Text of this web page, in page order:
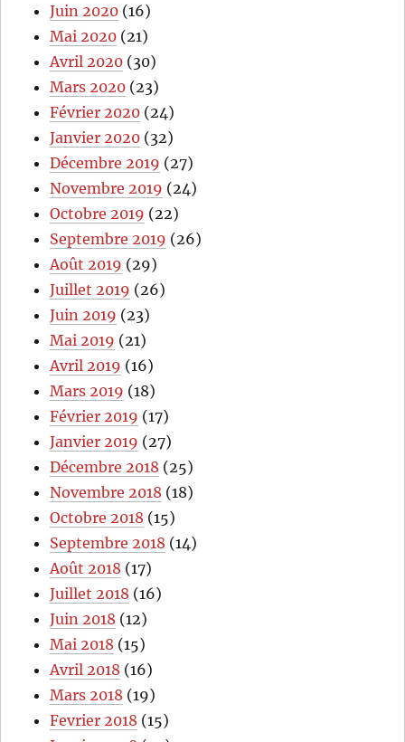
Juin 2020 (16)
Mai 2020 (21)
Avril 2020 (30)
Mars 2020 (23)
Février 2020 (24)
Janvier 2020 (32)
Décembre 2019 (27)
Novembre 2019 (24)
Octobre 2019 (22)
Septembre 2019 (26)
Août 2019 (29)
Juillet 2019 (26)
Juin 2019 (23)
Mai 2019 (21)
Avril 2019 (16)
Mars 2019 (18)
Février 2019 (17)
Janvier 2019 (27)
Décembre 2018 (25)
Novembre 2018 (18)
Octobre 2018 (15)
Septembre 2018 (14)
Août 2018 (17)
Juillet 2018 (16)
Juin 2018 (12)
Mai 2018 (15)
Avril 2018 (16)
Mars 2018 (19)
Fevrier 2018 (15)